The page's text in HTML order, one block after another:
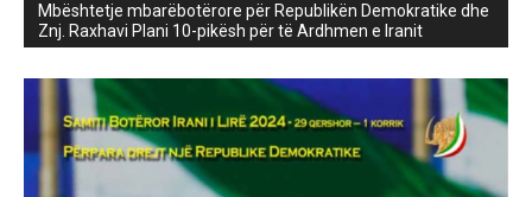
Mbështetje mbarëbotërore për Republikën Demokratike dhe
Znj. Raxhavi Plani 10-pikësh për të Ardhmen e Iranit